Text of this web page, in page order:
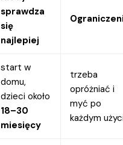
sprawdza
się
najlepiej
start w
domu,
dzieci około
18–30
miesięcy
trzeba
opróżniać i
myć po
każdym